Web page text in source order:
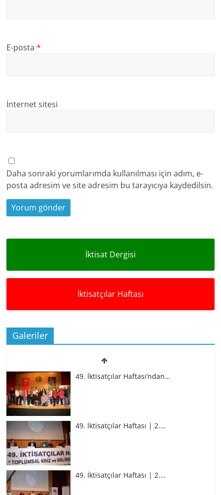
E-posta*
İnternet sitesi
Daha sonraki yorumlarımda kullanılması için adım, e-
posta adresim ve site adresim bu tarayıcıya kaydedilsin.
İktisat Dergisi
İktisatçılar Haftası
Galeriler
49. İktisatçılar Haftası’ndan…
49. İktisatçılar Haftası | 2.…
49. İktisatçılar Haftası | 2.…